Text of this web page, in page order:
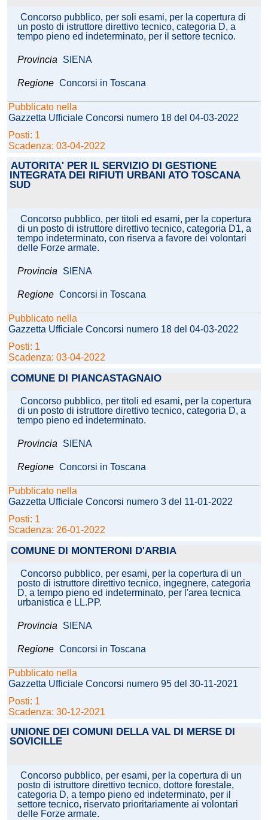
Concorso pubblico, per soli esami, per la copertura di
un posto di istruttore direttivo tecnico, categoria D, a
tempo pieno ed indeterminato, per il settore tecnico.
Provincia SIENA
Regione Concorsi in Toscana
Pubblicato nella
Gazzetta Ufficiale Concorsi numero 18 del 04-03-2022
Posti: 1
Scadenza: 03-04-2022
AUTORITA' PER IL SERVIZIO DI GESTIONE
INTEGRATA DEI RIFIUTI URBANI ATO TOSCANA
SUD
Concorso pubblico, per titoli ed esami, per la copertura
di un posto di istruttore direttivo tecnico, categoria D1, a
tempo indeterminato, con riserva a favore dei volontari
delle Forze armate.
Provincia SIENA
Regione Concorsi in Toscana
Pubblicato nella
Gazzetta Ufficiale Concorsi numero 18 del 04-03-2022
Posti: 1
Scadenza: 03-04-2022
COMUNE DI PIANCASTAGNAIO
Concorso pubblico, per titoli ed esami, per la copertura
di un posto di istruttore direttivo tecnico, categoria D, a
tempo pieno ed indeterminato.
Provincia SIENA
Regione Concorsi in Toscana
Pubblicato nella
Gazzetta Ufficiale Concorsi numero 3 del 11-01-2022
Posti: 1
Scadenza: 26-01-2022
COMUNE DI MONTERONI D'ARBIA
Concorso pubblico, per esami, per la copertura di un
posto di istruttore direttivo tecnico, ingegnere, categoria
D, a tempo pieno ed indeterminato, per l'area tecnica
urbanistica e LL.PP.
Provincia SIENA
Regione Concorsi in Toscana
Pubblicato nella
Gazzetta Ufficiale Concorsi numero 95 del 30-11-2021
Posti: 1
Scadenza: 30-12-2021
UNIONE DEI COMUNI DELLA VAL DI MERSE DI
SOVICILLE
Concorso pubblico, per esami, per la copertura di un
posto di istruttore direttivo tecnico, dottore forestale,
categoria D, a tempo pieno ed indeterminato, per il
settore tecnico, riservato prioritariamente ai volontari
delle Forze armate.